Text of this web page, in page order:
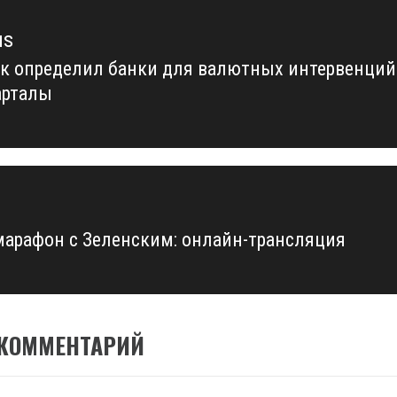
определил банки для валютных интервенций
с Зеленским: онлайн-трансляция